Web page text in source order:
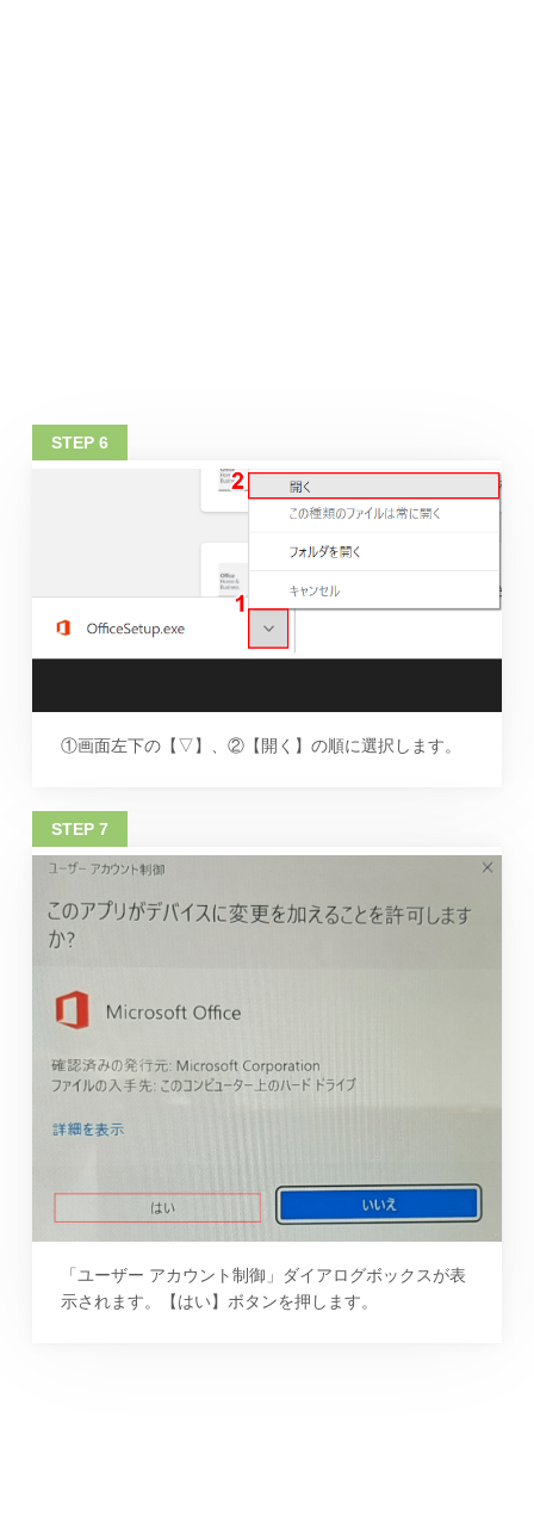
①画面左下の【▽】、②【開く】の順に選択します。
「ユーザー アカウント制御」ダイアログボックスが表
示されます。【はい】ボタンを押します。